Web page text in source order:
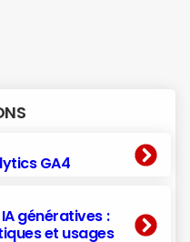
GA4
génératives :
et usages